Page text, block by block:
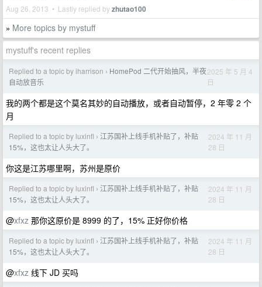
Aug 26, 2013 • Lastly replied byzhutao100
» More topics by mystuff
mystuff's recent replies
Replied to a topic by iharrison › HomePod 二代开始抽风，半夜
自动放音乐
2025 年 5 月 4
日
我的两个都是这个莫名其妙的自动播放，或者自动暂停，2 年零 2 个
月
Replied to a topic by luxinfl › 江苏国补上线手机补贴了，补贴
15%，这也太让人头大了。
2024 年 11 月
28 日
你这是江苏哪里啊，苏州是原价
Replied to a topic by luxinfl › 江苏国补上线手机补贴了，补贴
15%，这也太让人头大了。
2024 年 11 月
28 日
@xfxz 那你这原价是 8999 的了，15% 正好你价格
Replied to a topic by luxinfl › 江苏国补上线手机补贴了，补贴
15%，这也太让人头大了。
2024 年 11 月
28 日
@xfxz 线下 JD 买吗